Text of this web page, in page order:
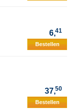
6,41
Bestellen
37,50
Bestellen